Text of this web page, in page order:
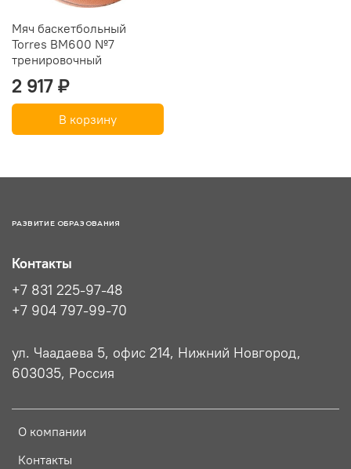
Мяч баскетбольный
Torres BM600 №7
тренировочный
2 917 ₽
В корзину
РАЗВИТИЕ ОБРАЗОВАНИЯ
О компании
Контакты
Контакты
+7 831 225-97-48
+7 904 797-99-70
ул. Чаадаева 5, офис 214, Нижний Новгород,
603035, Россия